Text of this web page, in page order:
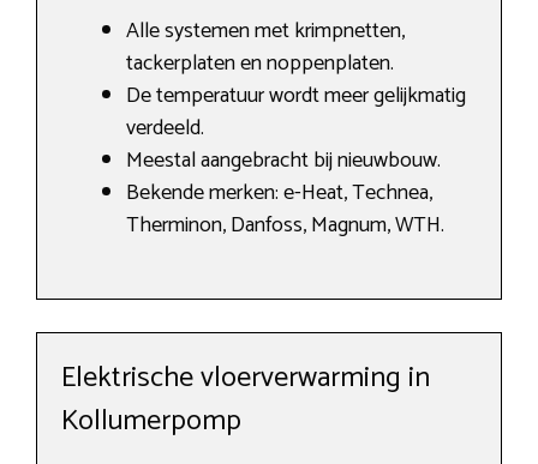
Alle systemen met krimpnetten,
tackerplaten en noppenplaten.
De temperatuur wordt meer gelijkmatig
verdeeld.
Meestal aangebracht bij nieuwbouw.
Bekende merken: e-Heat, Technea,
Therminon, Danfoss, Magnum, WTH.
Elektrische vloerverwarming in
Kollumerpomp